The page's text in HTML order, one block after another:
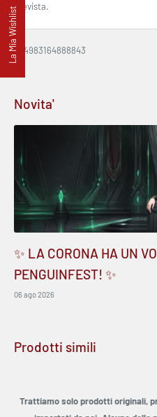
prevista.
EAN: 4983164888843
Novita'
✨ LA CORONA HA UN
PENGUINFEST! ✨
06 ago 2026
Prodotti simili
Trattiamo solo prodotti originali,
La Mia Wishlist